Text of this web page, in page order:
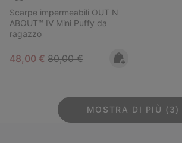
Scarpe impermeabili OUT N
ABOUT™ IV Mini Puffy da
ragazzo
Sale price:
48,00 € Regular price:
80,00 €
MOSTRA DI PIÙ (3)